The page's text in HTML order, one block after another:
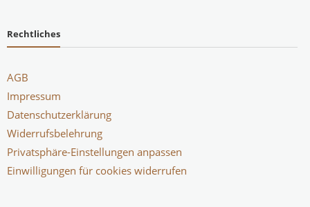
Rechtliches
AGB
Impressum
Datenschutzerklärung
Widerrufsbelehrung
Privatsphäre-Einstellungen anpassen
Einwilligungen für cookies widerrufen